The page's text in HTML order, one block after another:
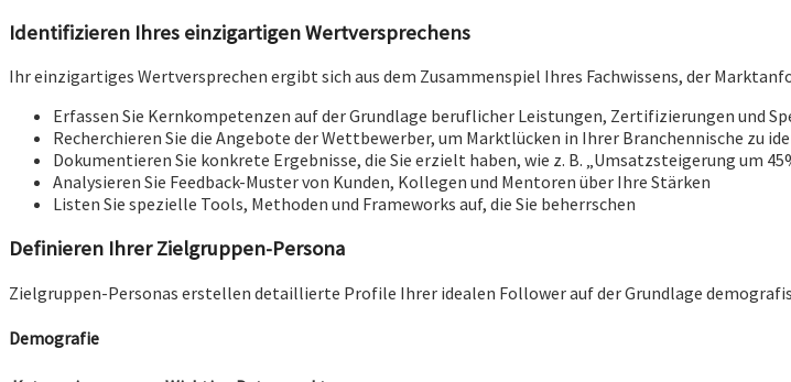
Identifizieren Ihres einzigartigen Wertversprechens
Ihr einzigartiges Wertversprechen ergibt sich aus dem Zusammenspiel Ihres Fachwissens, der
Erfassen Sie Kernkompetenzen auf der Grundlage beruflicher Leistungen, Zertifizierungen und
Recherchieren Sie die Angebote der Wettbewerber, um Marktlücken in Ihrer Branchennische zu
Dokumentieren Sie konkrete Ergebnisse, die Sie erzielt haben, wie z. B. „Umsatzsteigerung um
Analysieren Sie Feedback-Muster von Kunden, Kollegen und Mentoren über Ihre Stärken
Listen Sie spezielle Tools, Methoden und Frameworks auf, die Sie beherrschen
Definieren Ihrer Zielgruppen-Persona
Zielgruppen-Personas erstellen detaillierte Profile Ihrer idealen Follower auf der Grundlage
Demografie